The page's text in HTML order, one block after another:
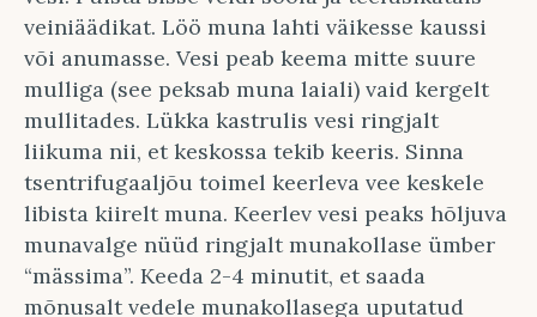
veiniäädikat. Löö muna lahti väikesse kaussi
või anumasse. Vesi peab keema mitte suure
mulliga (see peksab muna laiali) vaid kergelt
mullitades. Lükka kastrulis vesi ringjalt
liikuma nii, et keskossa tekib keeris. Sinna
tsentrifugaaljõu toimel keerleva vee keskele
libista kiirelt muna. Keerlev vesi peaks hõljuva
munavalge nüüd ringjalt munakollase ümber
“mässima”. Keeda 2-4 minutit, et saada
mõnusalt vedele munakollasega uputatud